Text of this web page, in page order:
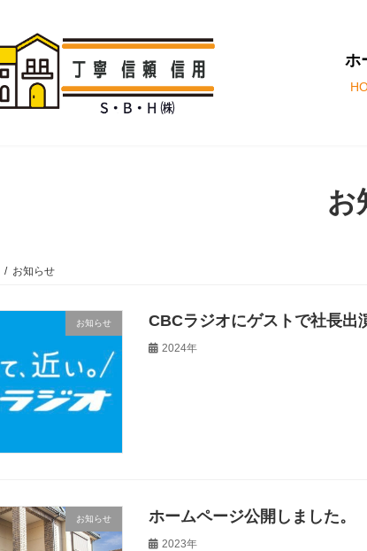
ホ
お
お知らせ
お知らせ CBCラジオにゲストで社長出
2024年
お知らせ ホームページ公開しました。
2023年